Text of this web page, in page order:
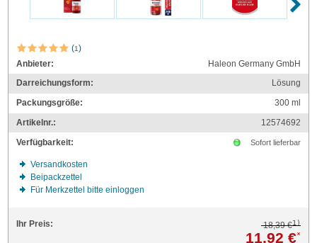
(1)
Anbieter:
Haleon Germany GmbH
Darreichungsform:
Lösung
Packungsgröße:
300ml
Artikelnr.:
12574692
Verfügbarkeit:
Sofort lieferbar
Versandkosten
Beipackzettel
Für Merkzettel bitte einloggen
Ihr Preis: 18,39 €1)
11,92 €*